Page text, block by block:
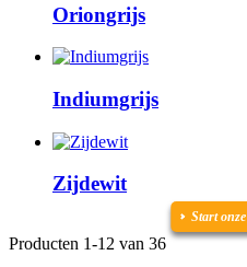
Oriongrijs
Indiumgrijs
Zijdewit
Start onze
Producten 1-12 van 36